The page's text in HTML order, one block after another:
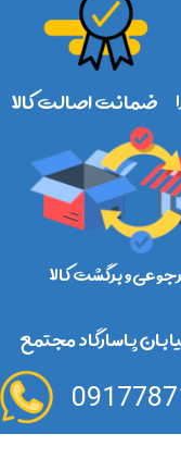
و برگشت کالا
ضمانت اصالت کالا
پاسارگاد مجتمع